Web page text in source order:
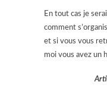
En tout cas je
comment
et si vous vous
moi vous avez un